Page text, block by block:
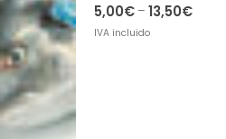
5,00€ – 13,50€
IVA incluido